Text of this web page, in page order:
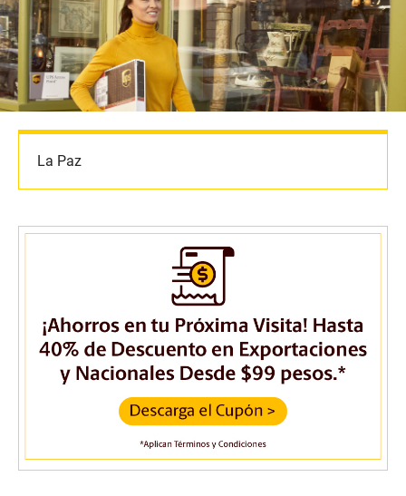
La Paz